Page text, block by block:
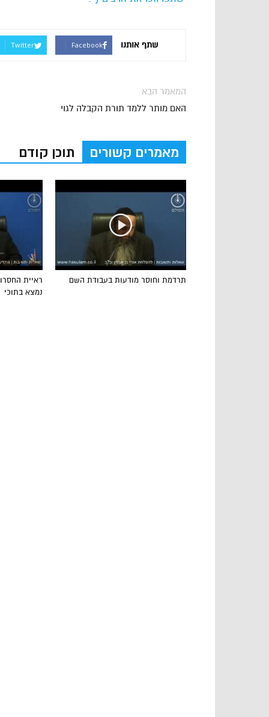
שתף אותנו Facebook
Twitter
המאמר הבא
האם מותר ללמד תורת הקבלה לגוי
מאמרים קשורים תוכן קודם
ראיית
נמצא בתוכי
תרדמת וחוסר מודעות בעבודת השם